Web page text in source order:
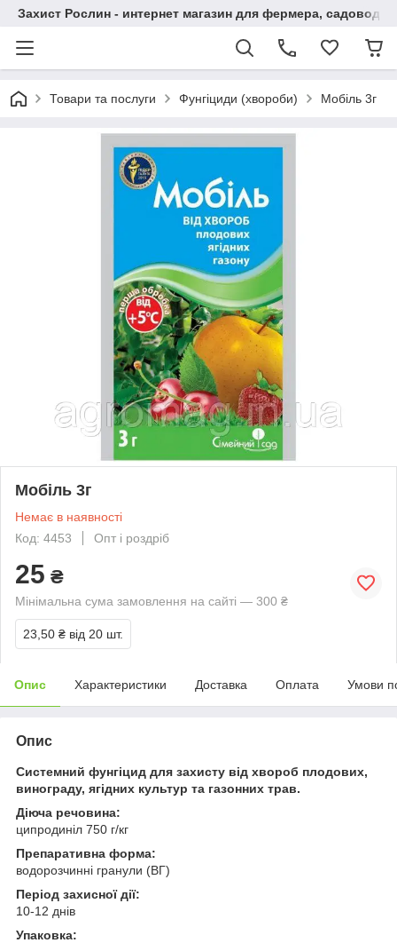
Захист Рослин - интернет магазин для фермера,
Товари та послуги Фунгіциди (хвороби) Мобіль 3г
Мобіль 3г
Немає в наявності
Код: 4453
Опт і роздріб
25 ₴
Мінімальна сума замовлення на сайті — 300 ₴
23,50 ₴ від 20 шт.
Опис Характеристики Доставка Оплата Умови
Опис
Системний фунгіцид для захисту від хвороб плодових,
винограду, ягідних культур та газонних трав.
Діюча речовина:
ципродиніл 750 г/кг
Препаративна форма:
водорозчинні гранули (ВГ)
Період захисної дії:
10-12 днів
Упаковка: